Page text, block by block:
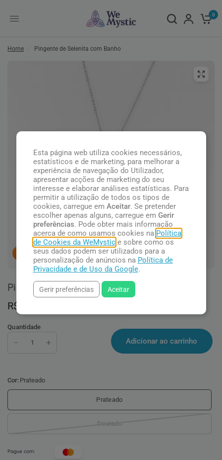
0
Home Pingente de Selenita com Banho
pessoas concluindo esta compra.
Pingente de Selenita com Banho
R$ 39,90
Quantidade
Adicionar ao carrinho
Cor: Prateado
Prateado
Dourado
Pague com:
Esta página web utiliza cookies necessários,
estatísticos e de marketing, para melhorar a
experiência de navegação do Utilizador,
apresentar acções de marketing do seu
interesse e elaborar análises estatísticas. Para
permitir a utilização de todos os tipos de
cookies, carregue em Aceitar. Se pretender
escolher apenas alguns, carregue em Gerir
preferências. Pode obter mais informação
acerca de como usamos cookies na Política
de Cookies da WeMystice sobre como os
seus dados podem ser utilizados para a
personalização de anúncios na Política de
Privacidade e de Uso da Google.
Gerir preferências Aceitar